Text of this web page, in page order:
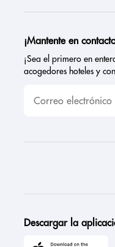
¡Mantente en
¡Sea el primero en
acogedores hoteles y
Descargar la